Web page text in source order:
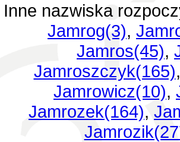
Inne nazwiska
Jamrog(3),
Jamros(45),
Jamroszczyk(165),
Jamrowicz(10),
Jamrozek(164),